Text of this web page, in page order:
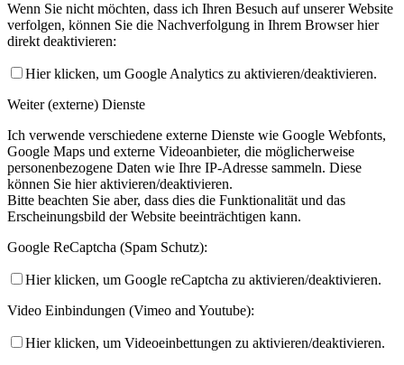
Wenn Sie nicht möchten, dass ich Ihren Besuch auf unserer Website
verfolgen, können Sie die Nachverfolgung in Ihrem Browser hier
direkt deaktivieren:
Hier klicken, um Google Analytics zu aktivieren/deaktivieren.
Weiter (externe) Dienste
Ich verwende verschiedene externe Dienste wie Google Webfonts,
Google Maps und externe Videoanbieter, die möglicherweise
personenbezogene Daten wie Ihre IP-Adresse sammeln. Diese
können Sie hier aktivieren/deaktivieren.
Bitte beachten Sie aber, dass dies die Funktionalität und das
Erscheinungsbild der Website beeinträchtigen kann.
Google ReCaptcha (Spam Schutz):
Hier klicken, um Google reCaptcha zu aktivieren/deaktivieren.
Video Einbindungen (Vimeo and Youtube):
Hier klicken, um Videoeinbettungen zu aktivieren/deaktivieren.